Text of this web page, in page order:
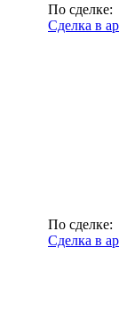
По сделке:
Сделка в
По сделке:
Сделка в